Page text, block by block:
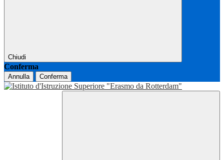
Chiudi
Conferma
Annulla Conferma